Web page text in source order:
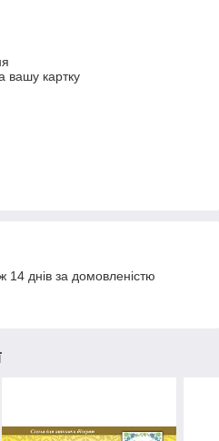
вашу картку
днів за домовленістю